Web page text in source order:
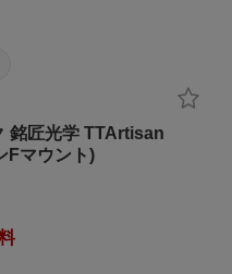
銘匠光学 TTArtisan
Fマウント)